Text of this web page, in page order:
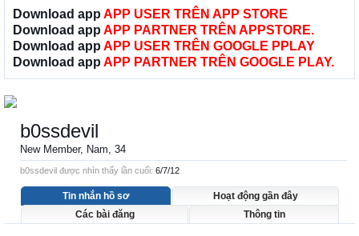
Download app APP USER TRÊN APP STORE
Download app APP PARTNER TRÊN APPSTORE.
Download app APP USER TRÊN GOOGLE PPLAY
Download app APP PARTNER TRÊN GOOGLE PLAY.
b0ssdevil
New Member, Nam, 34
b0ssdevil được nhìn thấy lần cuối: 6/7/12
Tin nhắn hồ sơ
Hoạt động gần đây
Các bài đăng
Thông tin